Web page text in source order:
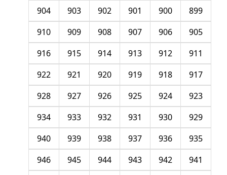
899
900
901
902
903
904
905
906
907
908
909
910
911
912
913
914
915
916
917
918
919
920
921
922
923
924
925
926
927
928
929
930
931
932
933
934
935
936
937
938
939
940
941
942
943
944
945
946